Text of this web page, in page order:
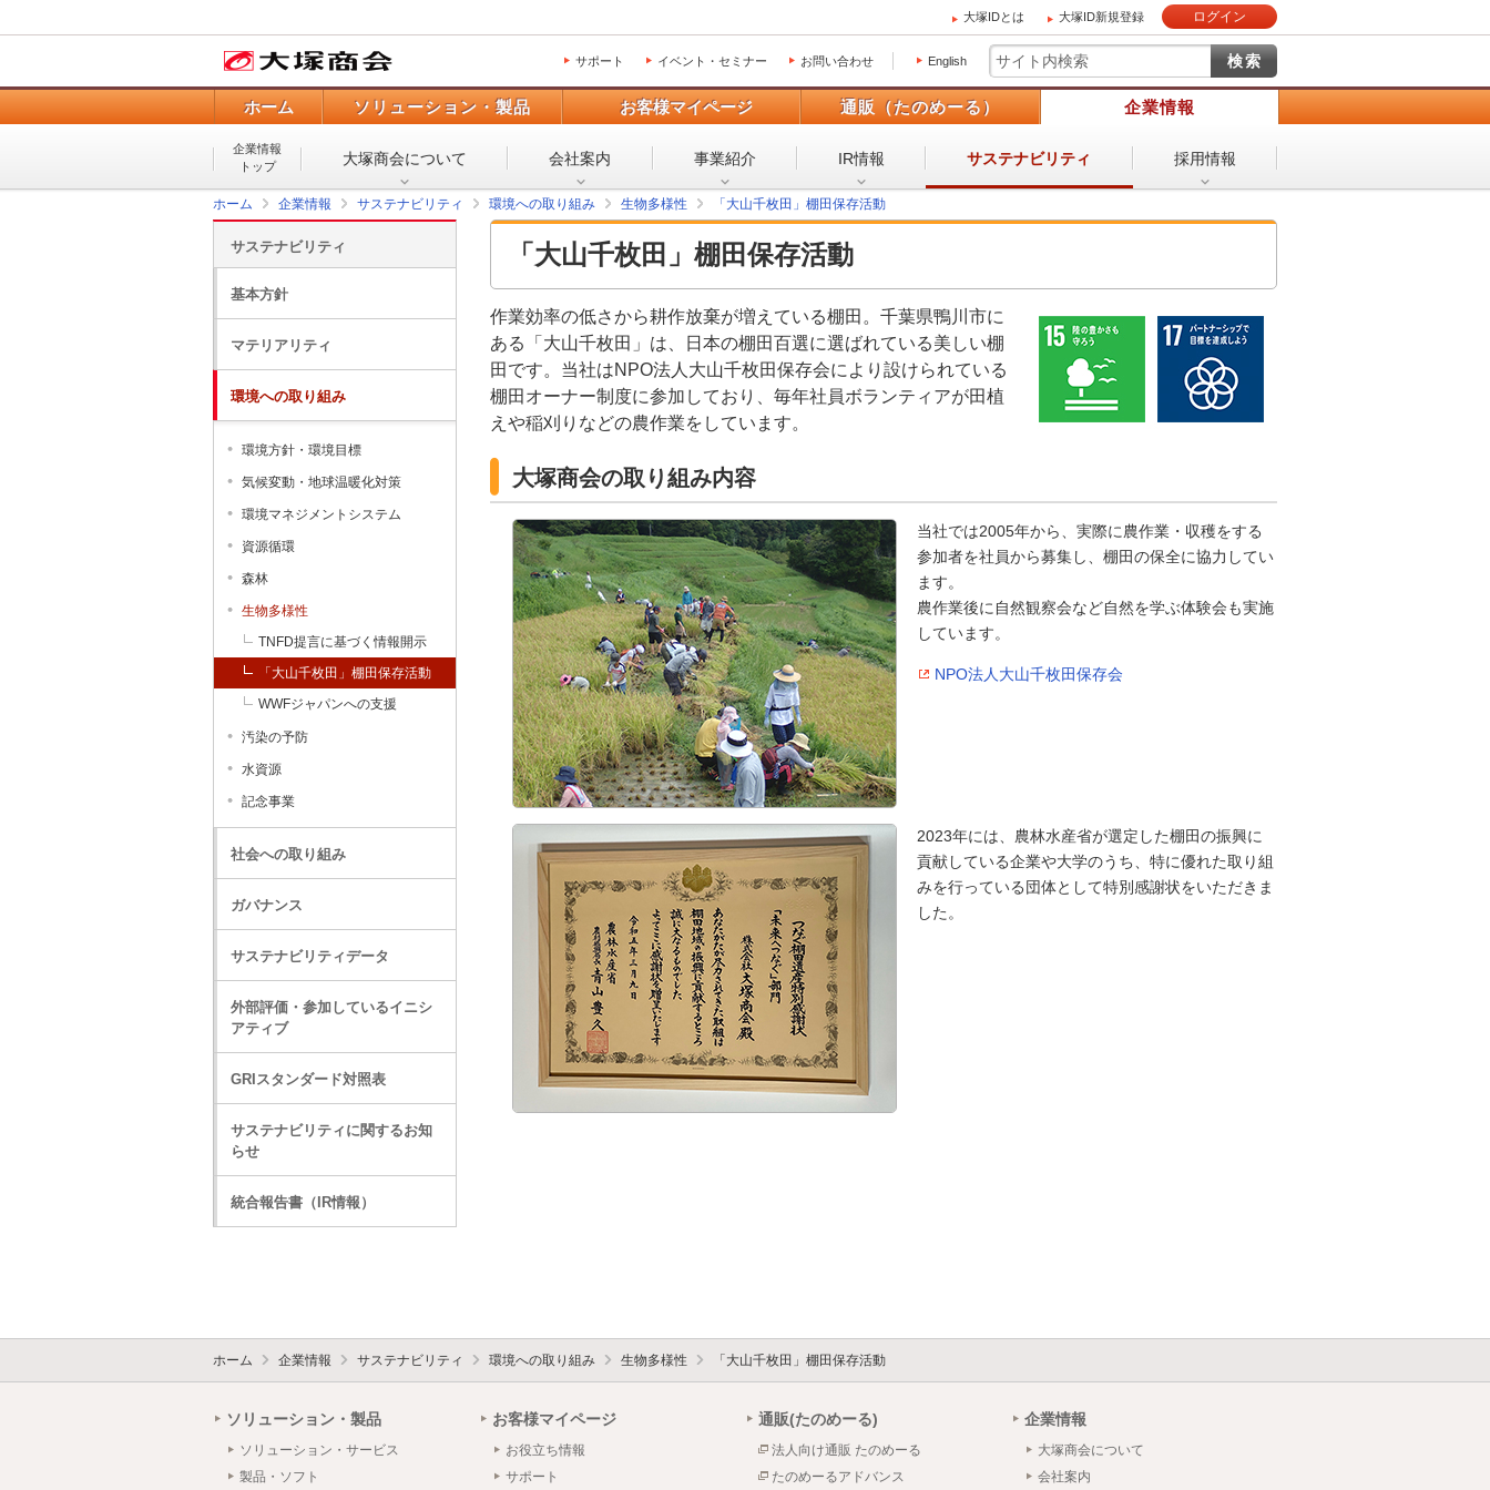
大塚IDとは 大塚ID新規登録 ログイン
サポート イベント・セミナー お問い合わせ English
ホーム ソリューション・製品 お客様マイページ 通販（たのめーる） 企業情報
企業情報
トップ
大塚商会について 会社案内 事業紹介 IR情報 サステナビリティ 採用情報
ホーム 企業情報 サステナビリティ 環境への取り組み 生物多様性 「大山千枚田」棚田保存活動
「大山千枚田」棚田保存活動
作業効率の低さから耕作放棄が増えている棚田。千葉県鴨川市に
ある「大山千枚田」は、日本の棚田百選に選ばれている美しい棚
田です。当社はNPO法人大山千枚田保存会により設けられている
棚田オーナー制度に参加しており、毎年社員ボランティアが田植
えや稲刈りなどの農作業をしています。
大塚商会の取り組み内容
当社では2005年から、実際に農作業・収穫をする
参加者を社員から募集し、棚田の保全に協力してい
ます。
農作業後に自然観察会など自然を学ぶ体験会も実施
しています。
NPO法人大山千枚田保存会
2023年には、農林水産省が選定した棚田の振興に
貢献している企業や大学のうち、特に優れた取り組
みを行っている団体として特別感謝状をいただきま
した。
サステナビリティ
基本方針
マテリアリティ
環境への取り組み
環境方針・環境目標
気候変動・地球温暖化対策
環境マネジメントシステム
資源循環
森林
生物多様性
TNFD提言に基づく情報開示
「大山千枚田」棚田保存活動
WWFジャパンへの支援
汚染の予防
水資源
記念事業
社会への取り組み
ガバナンス
サステナビリティデータ
外部評価・参加しているイニシ
アティブ
GRIスタンダード対照表
サステナビリティに関するお知
らせ
統合報告書（IR情報）
ホーム 企業情報 サステナビリティ 環境への取り組み 生物多様性 「大山千枚田」棚田保存活動
ソリューション・製品
ソリューション・サービス
製品・ソフト
お客様マイページ
お役立ち情報
サポート
通販(たのめーる)
法人向け通販 たのめーる
たのめーるアドバンス
企業情報
大塚商会について
会社案内